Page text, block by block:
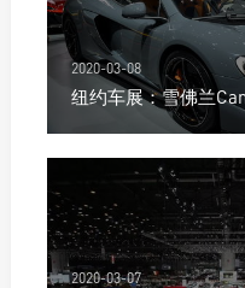
2020-03-08
纽约车展：雪佛兰
2020-03-07